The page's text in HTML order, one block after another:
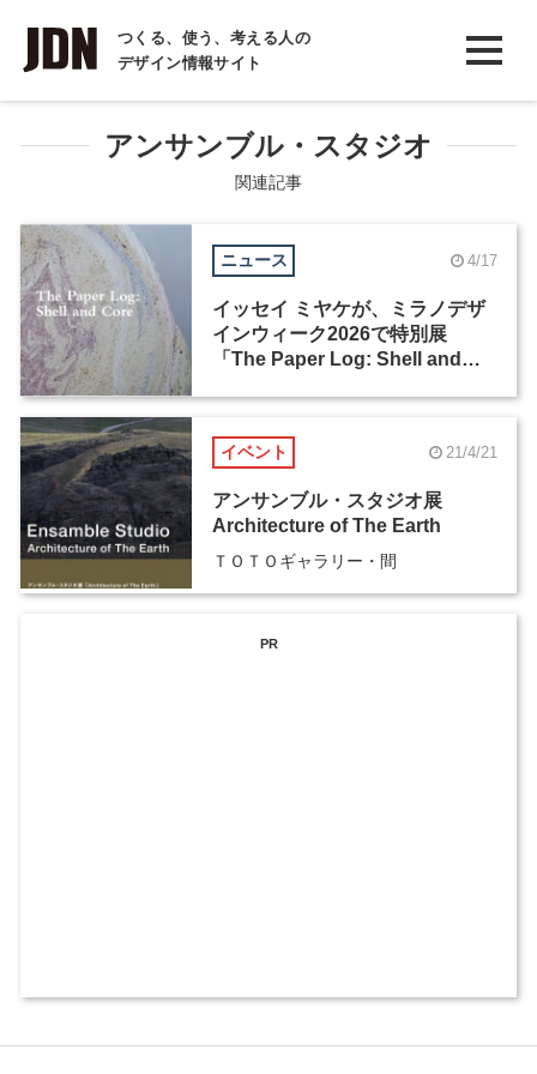
つくる、使う、考える人の
デザイン情報サイト
INTERVIEW
インタビュー
REPORT
COLUMN
コラム
アンサンブル・スタジオ
関連記事
ニュース 4/17
イッセイ ミヤケが、ミラノデザ
インウィーク2026で特別展
「The Paper Log: Shell and
イベント 21/4/21
アンサンブル・スタジオ展
Architecture of The Earth
ＴＯＴＯギャラリー・間
PR